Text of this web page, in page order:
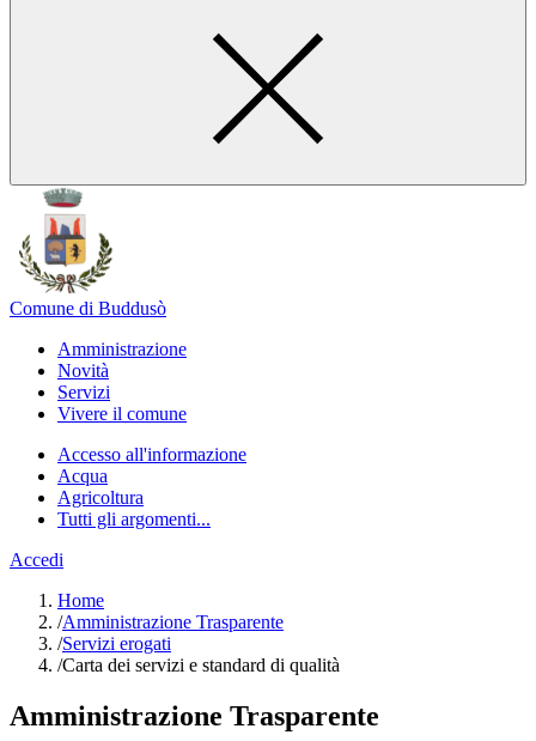
Comune di Buddusò
Amministrazione
Novità
Servizi
Vivere il comune
Accesso all'informazione
Acqua
Agricoltura
Tutti gli argomenti...
Accedi
Home
/Amministrazione Trasparente
/Servizi erogati
/Carta dei servizi e standard di qualità
Amministrazione Trasparente